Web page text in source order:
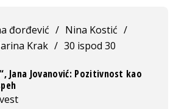
đorđević / Nina Kostić /
Krak / 30 ispod 30
Jana Jovanović: Pozitivnost kao